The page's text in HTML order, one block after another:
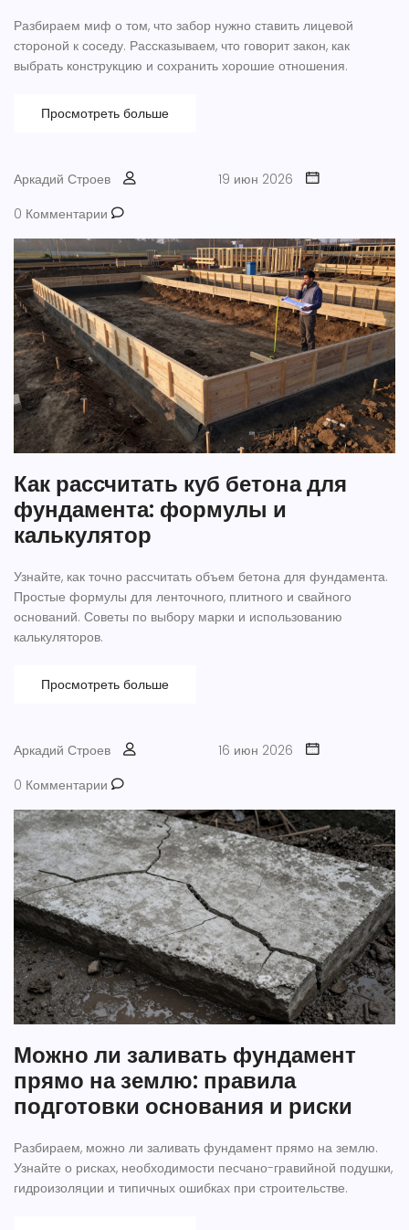
Разбираем миф о том, что забор нужно ставить лицевой
стороной к соседу. Рассказываем, что говорит закон, как
выбрать конструкцию и сохранить хорошие отношения.
Просмотреть больше
Аркадий Строев
19 июн 2026
0 Комментарии
Как рассчитать куб бетона для
фундамента: формулы и
калькулятор
Узнайте, как точно рассчитать объем бетона для фундамента.
Простые формулы для ленточного, плитного и свайного
оснований. Советы по выбору марки и использованию
калькуляторов.
Просмотреть больше
Аркадий Строев
16 июн 2026
0 Комментарии
Можно ли заливать фундамент
прямо на землю: правила
подготовки основания и риски
Разбираем, можно ли заливать фундамент прямо на землю.
Узнайте о рисках, необходимости песчано-гравийной подушки,
гидроизоляции и типичных ошибках при строительстве.